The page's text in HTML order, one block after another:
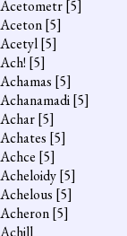
Acetometr[5]
Aceton[5]
Acetyl[5]
Ach! [5]
Achamas [5]
Achanamadi[5]
Achar[5]
Achates [5]
Achce [5]
Acheloidy[5]
Achelous [5]
Acheron[5]
Achill